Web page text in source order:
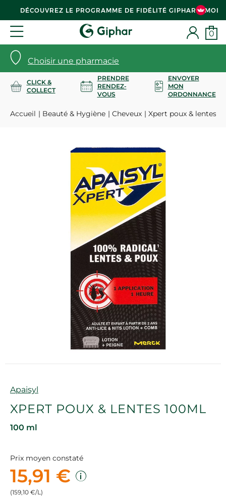
DÉCOUVREZ LE PROGRAMME DE FIDÉLITÉ GIPHAR & MOI
Choisir une pharmacie
0
CLICK &
COLLECT
PRENDRE
RENDEZ-
VOUS
ENVOYER
MON
ORDONNANCE
Accueil Beauté & Hygiène Cheveux Xpert poux & lentes
Marque
Apaisyl
XPERT POUX & LENTES 100ML
100 ml
Prix moyen constaté
15,91 €
(159,10 €/L)